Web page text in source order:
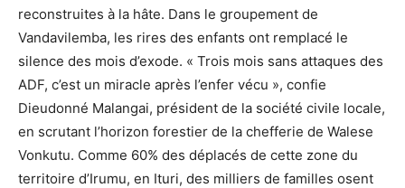
reconstruites à la hâte. Dans le groupement de
Vandavilemba, les rires des enfants ont remplacé le
silence des mois d’exode. « Trois mois sans attaques des
ADF, c’est un miracle après l’enfer vécu », confie
Dieudonné Malangai, président de la société civile locale,
en scrutant l’horizon forestier de la chefferie de Walese
Vonkutu. Comme 60% des déplacés de cette zone du
territoire d’Irumu, en Ituri, des milliers de familles osent